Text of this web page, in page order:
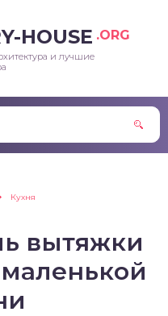
HOUSE .ORG
и лучшие
Кухня
вытяжки